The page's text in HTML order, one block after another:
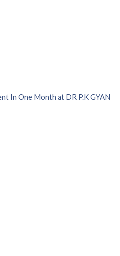
In One Month at DR P.K GYAN